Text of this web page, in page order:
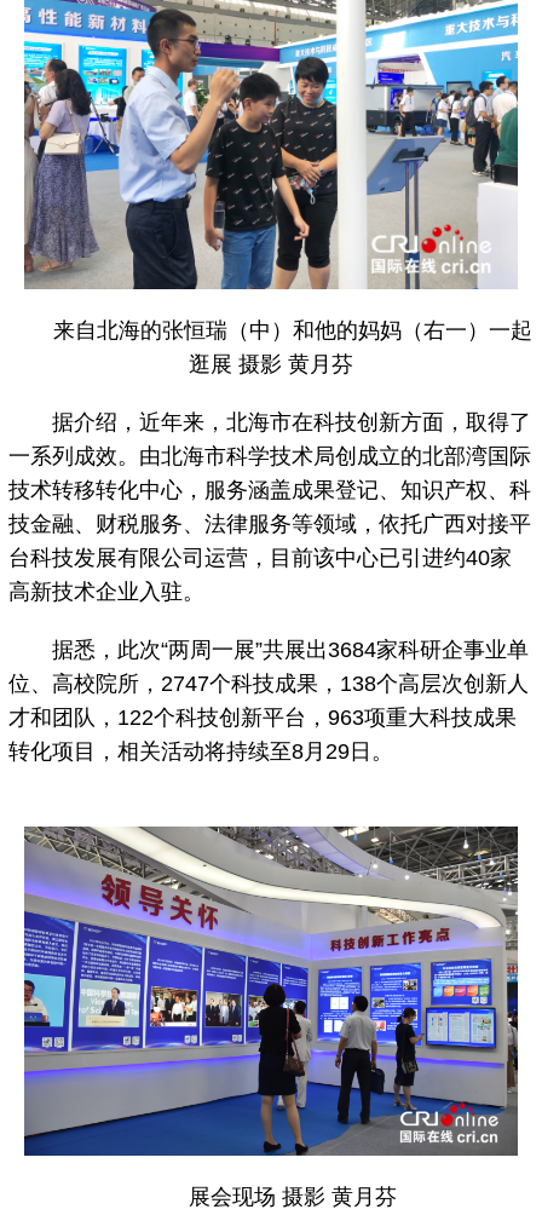
来自北海的张恒瑞（中）和他的妈妈（右一）一起
逛展 摄影 黄月芬
据介绍，近年来，北海市在科技创新方面，取得了
一系列成效。由北海市科学技术局创成立的北部湾国际
技术转移转化中心，服务涵盖成果登记、知识产权、科
技金融、财税服务、法律服务等领域，依托广西对接平
台科技发展有限公司运营，目前该中心已引进约40家
高新技术企业入驻。
据悉，此次“两周一展”共展出3684家科研企事业单
位、高校院所，2747个科技成果，138个高层次创新人
才和团队，122个科技创新平台，963项重大科技成果
转化项目，相关活动将持续至8月29日。
展会现场 摄影 黄月芬